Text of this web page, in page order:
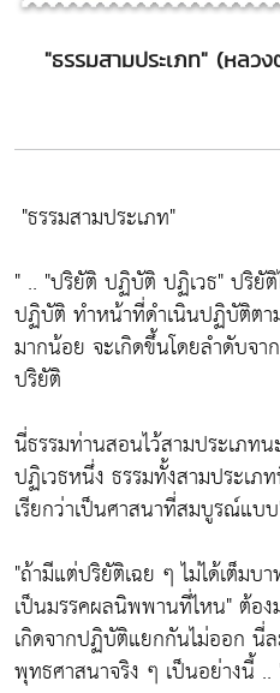
"ธรรมสามประเภท" (หล
"ธรรมสามประเภท"
" .. "ปริยัติ ปฏิบัติ ปฏิเวธ"ปริยั
ปฏิบัติ ทำหน้าที่ดำเนินปฏิบัติตา
มากน้อย จะเกิดขึ้นโดยลำดับจ
ปริยัติ
นี่ธรรมท่านสอนไว้สามประเภทน
ปฏิเวธหนึ่ง ธรรมทั้งสามประเภ
เรียกว่าเป็นศาสนาที่สมบูรณ์แบ
"ถ้ามีแต่ปริยัติเฉย ๆ ไม่ได้เต็มบ
เป็นมรรคผลนิพพานที่ไหน"ต้อ
เกิดจากปฏิบัติแยกกันไม่ออก นี่
พุทธศาสนาจริง ๆ เป็นอย่างนี้ ..